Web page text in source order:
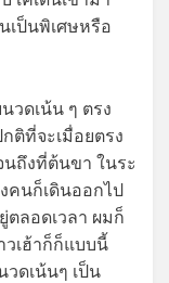
เป็นพิเศษหรือ
วดเน้น ๆ ตรง
ติที่จะเมื่อยตรง
นถึงที่ต้นขา ในระ
คนก็เดินออกไป
ตลอดเวลา ผมก็
เฮ้าก็ก็แบบนี้
ดเน้นๆ เป็น